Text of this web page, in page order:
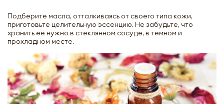
Подберите масла, отталкиваясь от своего типа кожи,
приготовьте целительную эссенцию. Не забудьте, что
хранить ее нужно в стеклянном сосуде, в темном и
прохладном месте.